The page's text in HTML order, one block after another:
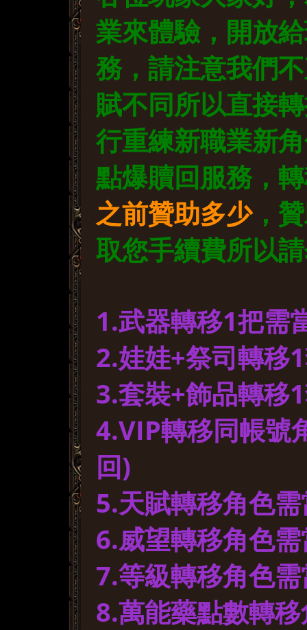
業來體驗，開放
務，請注意我們
賦不同所以直接
行重練新職業新
點爆贖回服務，
之前贊助多少，
取您手續費所以
1.武器轉移1把需
2.娃娃+祭司轉移
3.套裝+飾品轉移
4.VIP轉移同帳號
回)
5.天賦轉移角色
6.威望轉移角色
7.等級轉移角色
8.萬能藥點數轉